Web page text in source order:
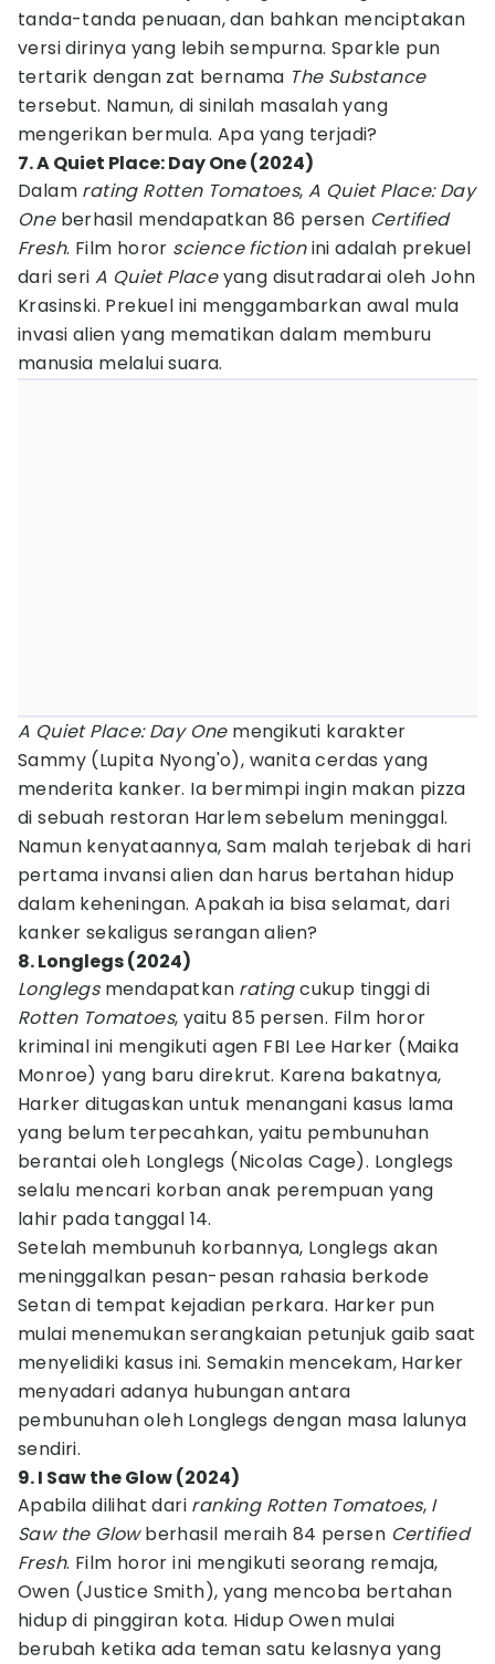
tanda-tanda penuaan, dan bahkan menciptakan
versi dirinya yang lebih sempurna. Sparkle pun
tertarik dengan zat bernama The Substance
tersebut. Namun, di sinilah masalah yang
mengerikan bermula. Apa yang terjadi?
7. A Quiet Place: Day One (2024)
Dalam rating Rotten Tomatoes,A Quiet Place: Day
Oneberhasil mendapatkan 86 persen Certified
Fresh. Film horor science fictionini adalah prekuel
dari seriA Quiet Placeyang disutradarai oleh John
Krasinski. Prekuel ini menggambarkan awal mula
invasi alien yang mematikan dalam memburu
manusia melalui suara.
A Quiet Place: Day Onemengikuti karakter
Sammy (Lupita Nyong'o), wanita cerdas yang
menderita kanker. Ia bermimpi ingin makan pizza
di sebuah restoran Harlem sebelum meninggal.
Namun kenyataannya, Sam malah terjebak di hari
pertama invansi alien dan harus bertahan hidup
dalam keheningan. Apakah ia bisa selamat, dari
kanker sekaligus serangan alien?
8. Longlegs (2024)
Longlegsmendapatkan ratingcukup tinggi di
Rotten Tomatoes, yaitu 85 persen. Film horor
kriminal ini mengikuti agen FBI Lee Harker (Maika
Monroe) yang baru direkrut. Karena bakatnya,
Harker ditugaskan untuk menangani kasus lama
yang belum terpecahkan, yaitu pembunuhan
berantai oleh Longlegs (Nicolas Cage). Longlegs
selalu mencari korban anak perempuan yang
lahir pada tanggal 14.
Setelah membunuh korbannya, Longlegs akan
meninggalkan pesan-pesan rahasia berkode
Setan di tempat kejadian perkara. Harker pun
mulai menemukan serangkaian petunjuk gaib saat
menyelidiki kasus ini. Semakin mencekam, Harker
menyadari adanya hubungan antara
pembunuhan oleh Longlegs dengan masa lalunya
sendiri.
9. I Saw the Glow (2024)
Apabila dilihat dari ranking Rotten Tomatoes, I
Saw the Glowberhasil meraih 84 persen Certified
Fresh. Film horor ini mengikuti seorang remaja,
Owen (Justice Smith), yang mencoba bertahan
hidup di pinggiran kota. Hidup Owen mulai
berubah ketika ada teman satu kelasnya yang